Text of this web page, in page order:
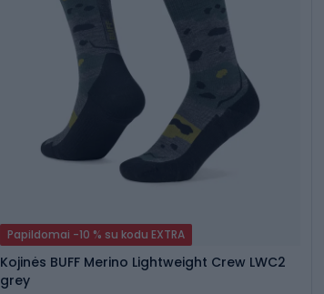
Papildomai -10 % su kodu EXTRA
Kojinės BUFF Merino Lightweight Crew LWC2
grey